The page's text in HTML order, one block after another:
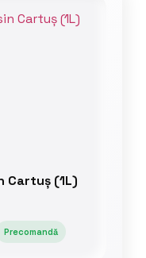
Cartuș (1L)
Precomandă